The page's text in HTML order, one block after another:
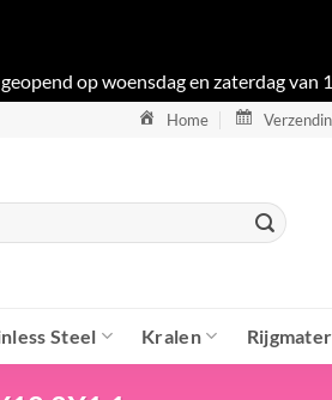
op woensdag en zaterdag van
Home
Steel Kralen